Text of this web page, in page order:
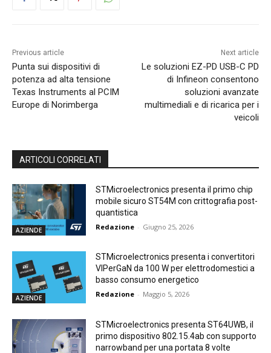
Previous article
Punta sui dispositivi di
potenza ad alta tensione
Texas Instruments al PCIM
Europe di Norimberga
Next article
Le soluzioni EZ-PD USB-C PD
di Infineon consentono
soluzioni avanzate
multimediali e di ricarica per i
veicoli
ARTICOLI CORRELATI
AZIENDE
STMicroelectronics presenta il primo chip
mobile sicuro ST54M con crittografia post-
quantistica
Redazione - Giugno 25, 2026
AZIENDE
STMicroelectronics presenta i convertitori
VIPerGaN da 100 W per elettrodomestici a
basso consumo energetico
Redazione - Maggio 5, 2026
STMicroelectronics presenta ST64UWB, il
primo dispositivo 802.15.4ab con supporto
narrowband per una portata 8 volte